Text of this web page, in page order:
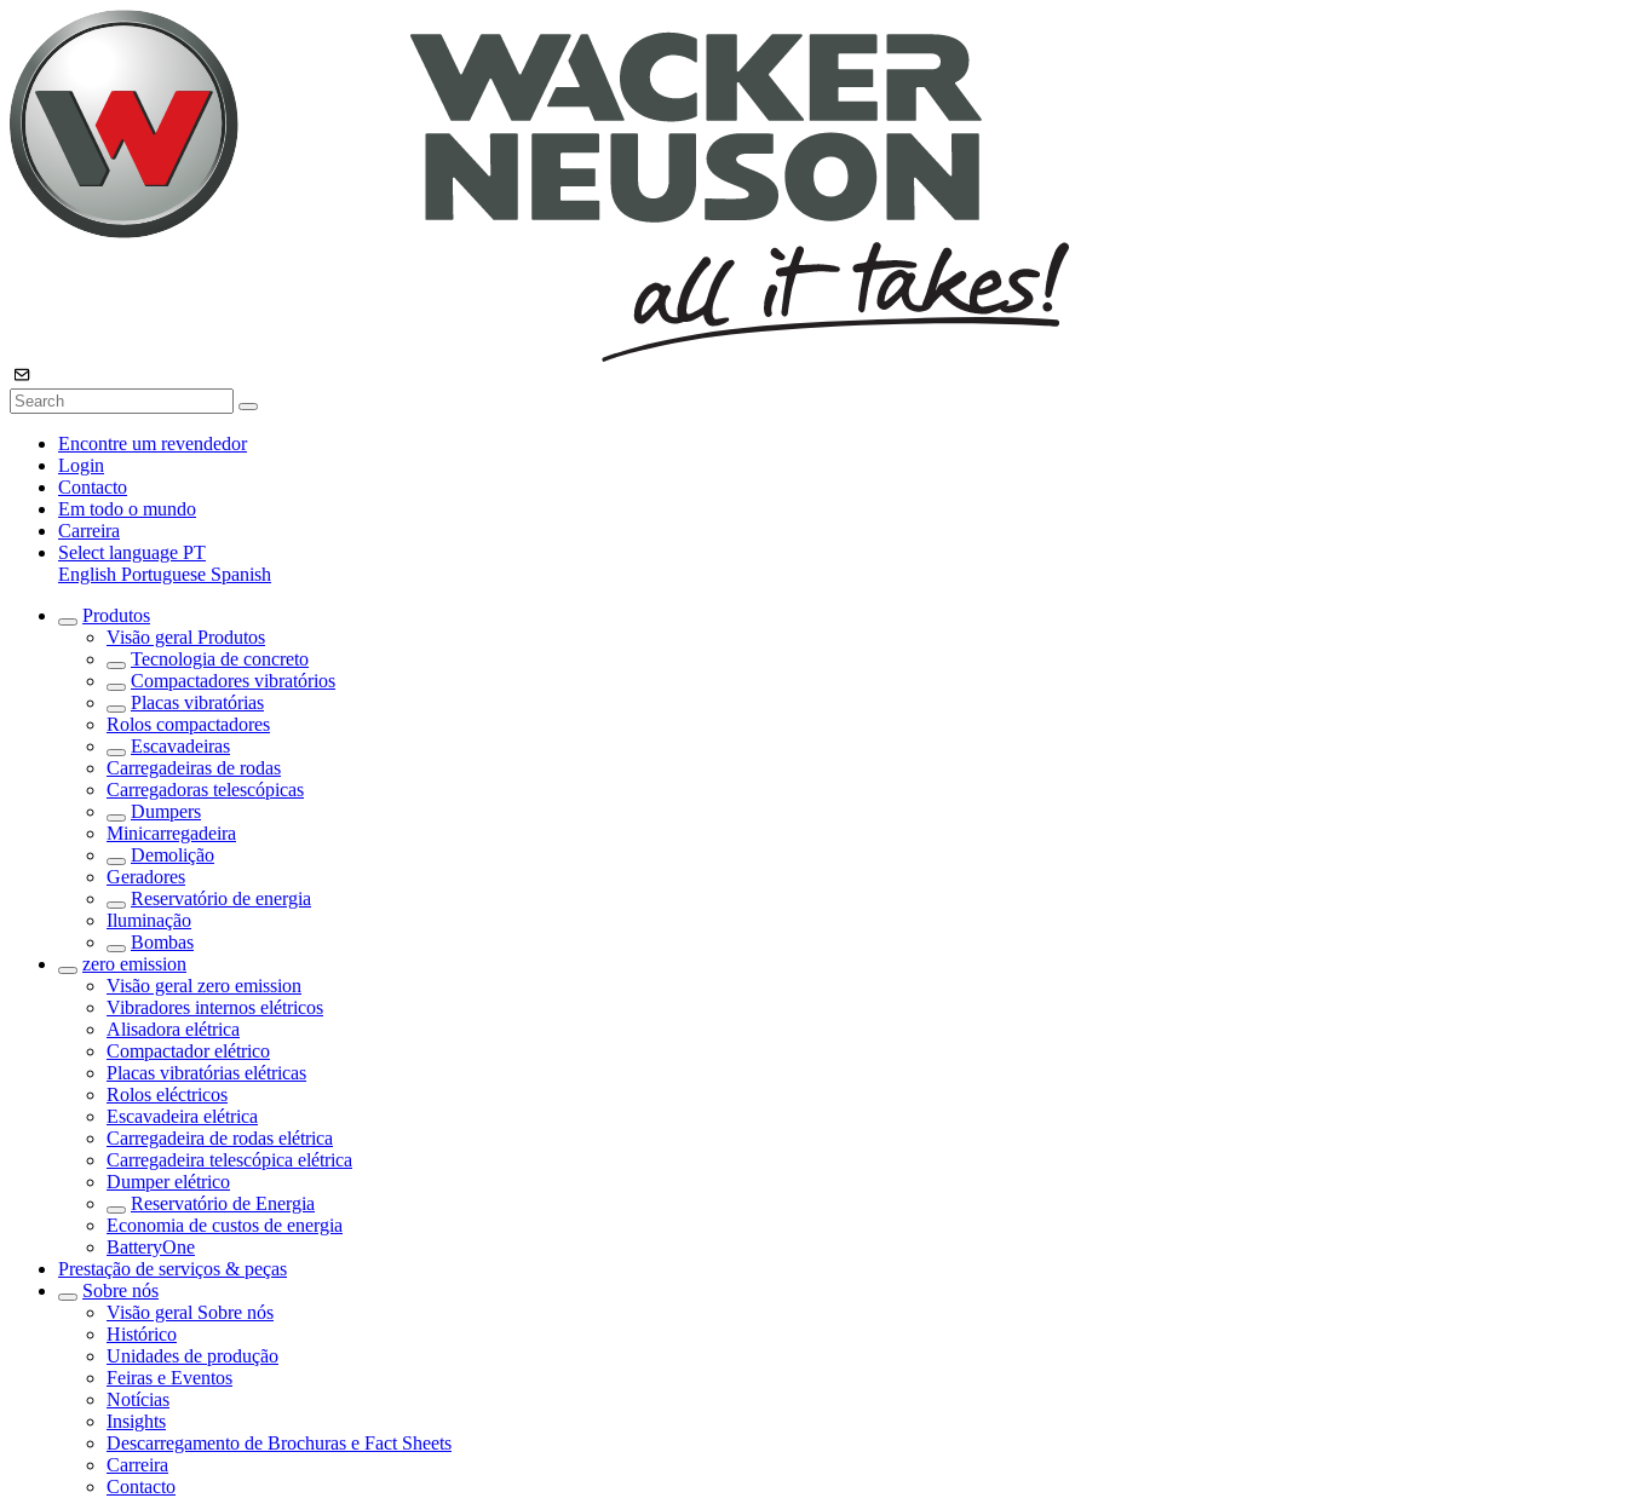
Encontre um revendedor
Login
Contacto
Em todo o mundo
Carreira
Select language PT
English Portuguese Spanish
Produtos
Visão geral Produtos
Tecnologia de concreto
Compactadores vibratórios
Placas vibratórias
Rolos compactadores
Escavadeiras
Carregadeiras de rodas
Carregadoras telescópicas
Dumpers
Minicarregadeira
Demolição
Geradores
Reservatório de energia
Iluminação
Bombas
zero emission
Visão geral zero emission
Vibradores internos elétricos
Alisadora elétrica
Compactador elétrico
Placas vibratórias elétricas
Rolos eléctricos
Escavadeira elétrica
Carregadeira de rodas elétrica
Carregadeira telescópica elétrica
Dumper elétrico
Reservatório de Energia
Economia de custos de energia
BatteryOne
Prestação de serviços & peças
Sobre nós
Visão geral Sobre nós
Histórico
Unidades de produção
Feiras e Eventos
Notícias
Insights
Descarregamento de Brochuras e Fact Sheets
Carreira
Contacto